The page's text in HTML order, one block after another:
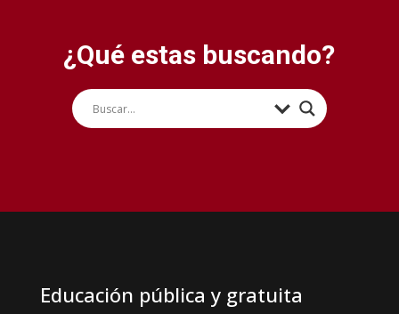
¿Qué estas buscando?
Educación pública y gratuita